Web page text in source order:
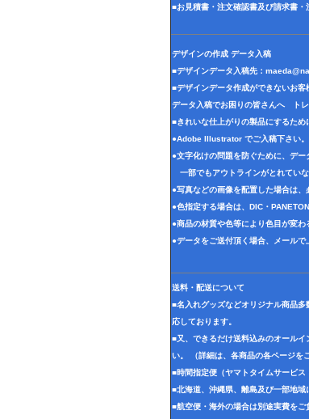
■お見積書・注文確認書及び請求書・
デザインの作成 データ入稿
■デザインデータ入稿先：
■デザインデータ作成ができないお客
データ入稿でお困りの皆さんへ トレ
■きれいな仕上がりの製品にするた
●Adobe Illustrator でご入稿下さい。
●文字化けの問題を防ぐために、デー
一部でもアウトラインがとれてい
●写真などの画像を配置した場合は
●色指定する場合は、DIC・
●商品の材質や色等により色目が変わ
●データをご送付頂く場合、メールで
送料・配送について
■名入れグッズなどオリジナル商品
応しております。
■又、できるだけ送料込みのオール
い。 （詳細は、各商品の各ページを
■時間指定便（ヤマトタイムサービス
■北海道、沖縄県、離島及び一部地域
■航空便・海外の場合は別途実費をご